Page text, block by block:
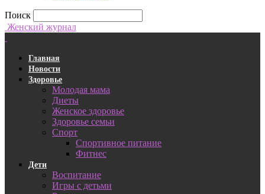
Поиск
Женский журнал
Главная
Новости
Здоровье
Молодая мама
Диеты
Женское здоровье
Здоровье семьи
Спорт
Спортивное питание
Фитнес
Дети
Воспитание
Игры с детьми